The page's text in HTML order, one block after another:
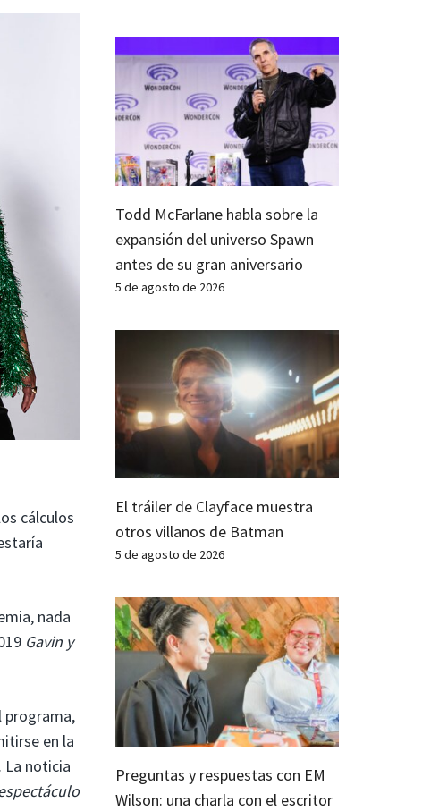
cálculos
nada
Gavin y
programa,
en la
La noticia
Todd McFarlane habla sobre la
expansión del universo Spawn
antes de su gran aniversario
5 de agosto de 2026
El tráiler de Clayface muestra
otros villanos de Batman
5 de agosto de 2026
Preguntas y respuestas con EM
Wilson: una charla con el escritor